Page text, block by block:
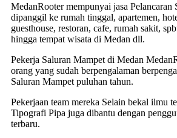
MedanRooter mempunyai jasa Pelancaran
dipanggil ke rumah tinggal, apartemen,
guesthouse, restoran, cafe, rumah sakit,
hingga tempat wisata di Medan dll.
Pekerja Saluran Mampet di Medan
orang yang sudah berpengalaman
Saluran Mampet puluhan tahun.
Pekerjaan team mereka Selain bekal ilmu
Tipografi Pipa juga dibantu dengan
terbaru.